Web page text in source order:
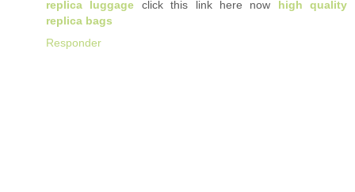
replica luggage click this link here now high quality
replica bags
Responder